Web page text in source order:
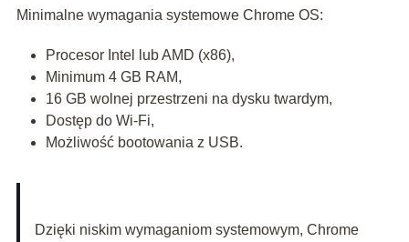
Minimalne wymagania systemowe Chrome OS:
Procesor Intel lub AMD (x86),
Minimum 4 GB RAM,
16 GB wolnej przestrzeni na dysku twardym,
Dostęp do Wi-Fi,
Możliwość bootowania z USB.
Dzięki niskim wymaganiom systemowym, Chrome